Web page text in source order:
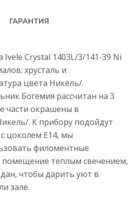
ГАРАНТИЯ
Crystal 1403L/3/141-39 Ni
хрусталь и
цвета Никель/.
Богемия рассчитан на 3
части окрашены в
. К прибору подойдут
цоколем E14, мы
филоментные
помещение теплым свечением,
чтобы дарить уют в
зале.